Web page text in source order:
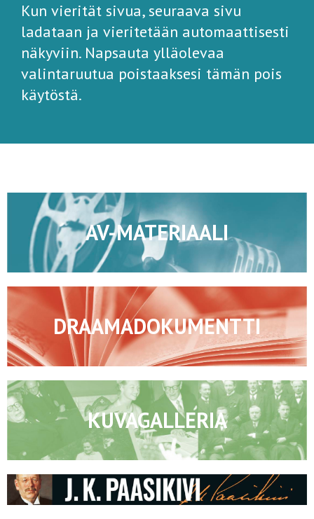
Kun vierität sivua, seuraava sivu
ladataan ja vieritetään automaattisesti
näkyviin. Napsauta ylläolevaa
valintaruutua poistaaksesi tämän pois
käytöstä.
AV-MATERIAALI
DRAAMADOKUMENTTI
KUVAGALLERIA